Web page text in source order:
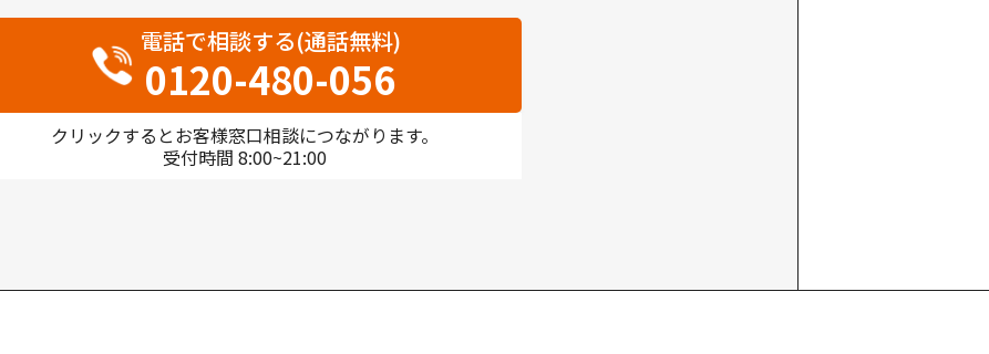
電話で相談する(通話無料)
0120-480-056
クリックするとお客様窓口相談につながります。
受付時間 8:00~21:00